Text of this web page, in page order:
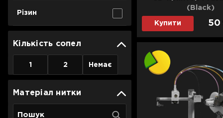
Різин
Кількість сопел
1 2 Немає
Матеріал нитки
(Black)
Купити 50